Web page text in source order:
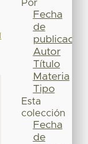
Por
Fecha
de
publicación
Autor
Título
Materia
Tipo
Esta
colección
Fecha
de